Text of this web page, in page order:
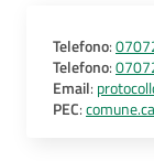
Telefono:
Telefono:
Email:
PEC: